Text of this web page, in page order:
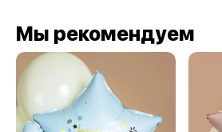
Мы рекомендуем